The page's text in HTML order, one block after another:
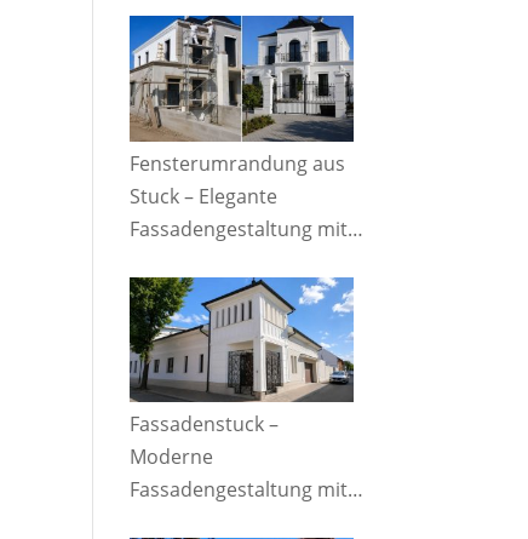
Fensterumrandung aus
Stuck – Elegante
Fassadengestaltung mit
Vorher-Nachher-Effekt
Fassadenstuck –
Moderne
Fassadengestaltung mit